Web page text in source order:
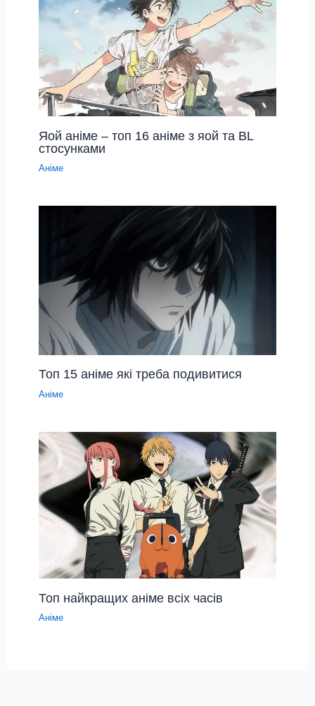
Яой аніме – топ 16 аніме з яой та BL
стосунками
Аніме
Топ 15 аніме які треба подивитися
Аніме
Топ найкращих аніме всіх часів
Аніме